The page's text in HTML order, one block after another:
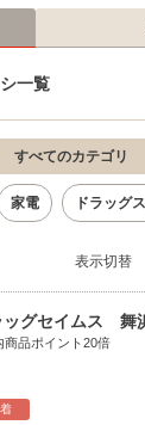
一覧
すべてのカテゴリ
家電 ドラッグ
表示切替
ッグセイムス 舞
商品ポイント20倍